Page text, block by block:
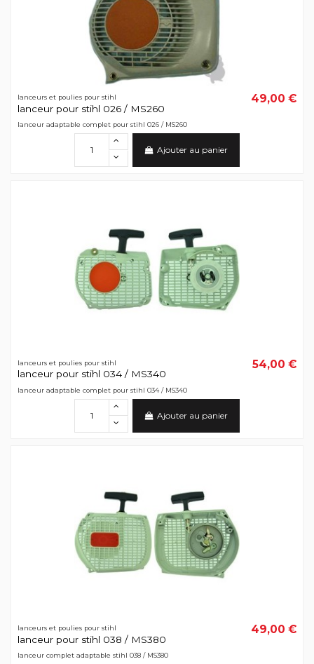
lanceurs et poulies pour stihl
lanceur pour stihl 026 / MS260
49,00 €
lanceur adaptable complet pour stihl 026 / MS260
Ajouter au panier
lanceurs et poulies pour stihl
lanceur pour stihl 034 / MS340
54,00 €
lanceur adaptable complet pour stihl 034 / MS340
Ajouter au panier
lanceurs et poulies pour stihl
lanceur pour stihl 038 / MS380
49,00 €
lanceur complet adaptable stihl 038 / MS380